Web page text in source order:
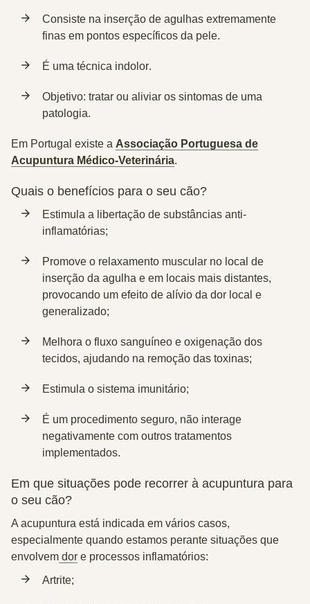
Consiste na inserção de agulhas extremamente
finas em pontos específicos da pele.
É uma técnica indolor.
Objetivo: tratar ou aliviar os sintomas de uma
patologia.
Em Portugal existe a Associação Portuguesa de
Acupuntura Médico-Veterinária.
Quais o benefícios para o seu cão?
Estimula a libertação de substâncias anti-
inflamatórias;
Promove o relaxamento muscular no local de
inserção da agulha e em locais mais distantes,
provocando um efeito de alívio da dor local e
generalizado;
Melhora o fluxo sanguíneo e oxigenação dos
tecidos, ajudando na remoção das toxinas;
Estimula o sistema imunitário;
É um procedimento seguro, não interage
negativamente com outros tratamentos
implementados.
Em que situações pode recorrer à acupuntura para
o seu cão?
A acupuntura está indicada em vários casos,
especialmente quando estamos perante situações que
envolvem dor e processos inflamatórios:
Artrite;